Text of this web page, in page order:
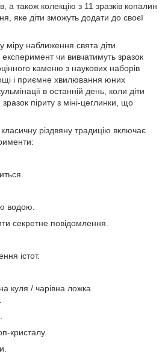
а також колекцію з 11 зразків копалин
яке діти зможуть додати до своєї
міру наближення свята діти
чи вивчатимуть зразок
каменю з наукових наборів
і приємне хвилювання юних
в останній день, коли діти
піриту з міні-цеглинки, що
різдвяну традицію включає
водою.
секретне повідомлення.
істот.
куля / чарівна ложка
кристалу.